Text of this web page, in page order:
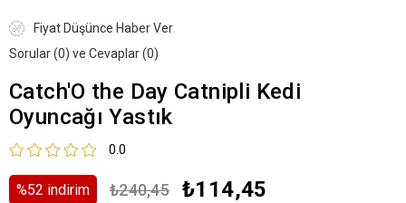
Fiyat Düşünce Haber Ver
Sorular (0) ve Cevaplar (0)
Catch'O the Day Catnipli Kedi
Oyuncağı Yastık
0.0
%52 i̇ndirim ₺240,45 ₺114,45